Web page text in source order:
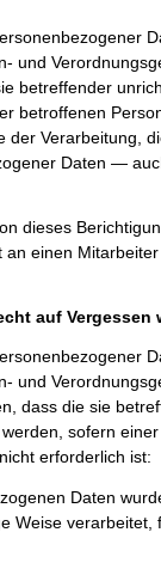
und
betreffender
betroffenen
der Verarbeitung,
Daten —
dieses
an einen
auf Vergessen
und
dass die sie
sofern
erforderlich ist:
Daten
Weise verarbeitet,